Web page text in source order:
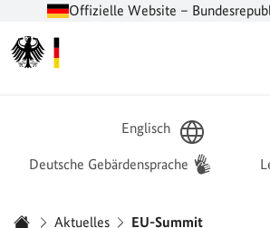
Offizielle Website –
Englisch
Deutsche Gebärdensprache
Aktuelles EU-Summit